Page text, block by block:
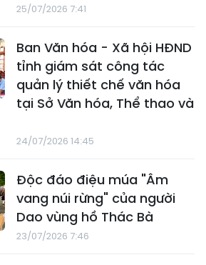
25/07/2026 7:41
Ban Văn hóa - Xã hội HĐND
tỉnh giám sát công tác
quản lý thiết chế văn hóa
tại Sở Văn hóa, Thể thao và
24/07/2026 14:45
Độc đáo điệu múa "Âm
vang núi rừng" của người
Dao vùng hồ Thác Bà
23/07/2026 7:46